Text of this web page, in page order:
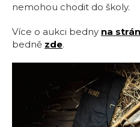
nemohou chodit do školy.
Více o aukci bedny na
bedně zde.